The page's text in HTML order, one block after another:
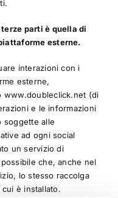
parti è quella di
esterne.
interazioni con i
esterne,
www.doubleclick.net (di
e le informazioni
soggette alle
ad ogni social
un servizio di
che, anche nel
lo stesso raccolga
è installato.